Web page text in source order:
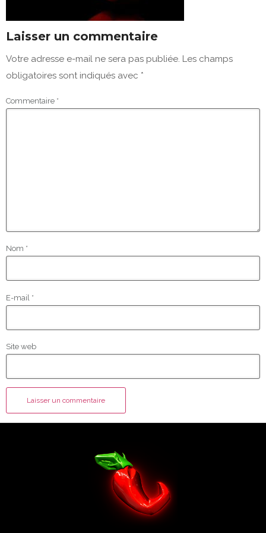
Laisser un commentaire
Votre adresse e-mail ne sera pas publiée. Les champs
obligatoires sont indiqués avec *
Commentaire *
Nom *
E-mail *
Site web